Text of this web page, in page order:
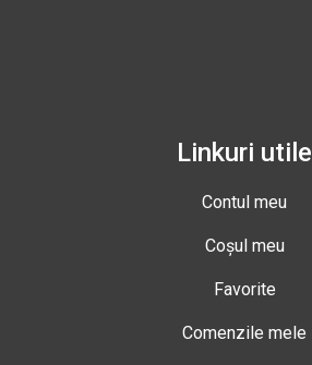
Linkuri utile
Contul meu
Coșul meu
Favorite
Comenzile mele